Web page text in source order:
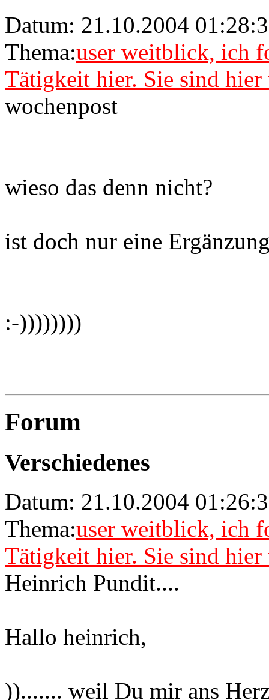
Datum: 21.10.2004
Thema:user weitblick, ich
Tätigkeit hier. Sie sind hier
wochenpost
wieso das denn nicht?
ist doch nur eine
:-))))))))
Forum
Verschiedenes
Datum: 21.10.2004
Thema:user weitblick, ich
Tätigkeit hier. Sie sind hier
Heinrich Pundit....
Hallo heinrich,
))....... weil Du mir ans